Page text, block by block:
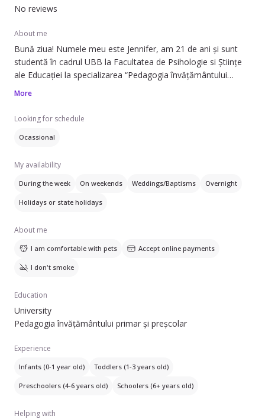
No reviews
About me
Bună ziua! Numele meu este Jennifer, am 21 de ani și sunt
studentă în cadrul UBB la Facultatea de Psihologie si Științe
ale Educației la specializarea “Pedagogia învățământului
primar și prescolar” . Prin urmare, inevitabil interacționez cu
viitor cadru didactic. Sunt în căutarea unui parteneriat cel
putin pe perioada verii (iulie, august și septembrie). De
asemenea, anul acesta am obținut nivelul C2 la limba
orașul Satu Mare, fiind orașul meu natal
Aștept mesajul dumneavoastră.
More
Looking for schedule
Ocassional
My availability
During the week On weekends Weddings/Baptisms Overnight
Holidays or state holidays
About me
I am comfortable with pets Accept online payments
I don't smoke
Education
University
Pedagogia învățământului primar și preșcolar
Experience
Infants (0-1 year old) Toddlers (1-3 years old)
Preschoolers (4-6 years old) Schoolers (6+ years old)
Helping with